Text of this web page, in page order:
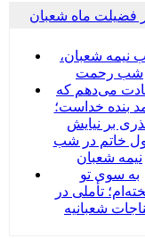
فضیلت ماه شعبان
نیمه شعبان،
شب رحمت
می‌دهم که
بنده خداست؛
بر نیایش
خاتم در شب
نیمه شعبان
به سوی تو
تأملی در
شعبانیه